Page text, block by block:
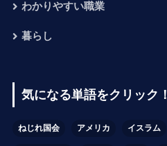
わかりやすい職業
暮らし
気になる単語をクリック！
ねじれ国会 アメリカ イスラム